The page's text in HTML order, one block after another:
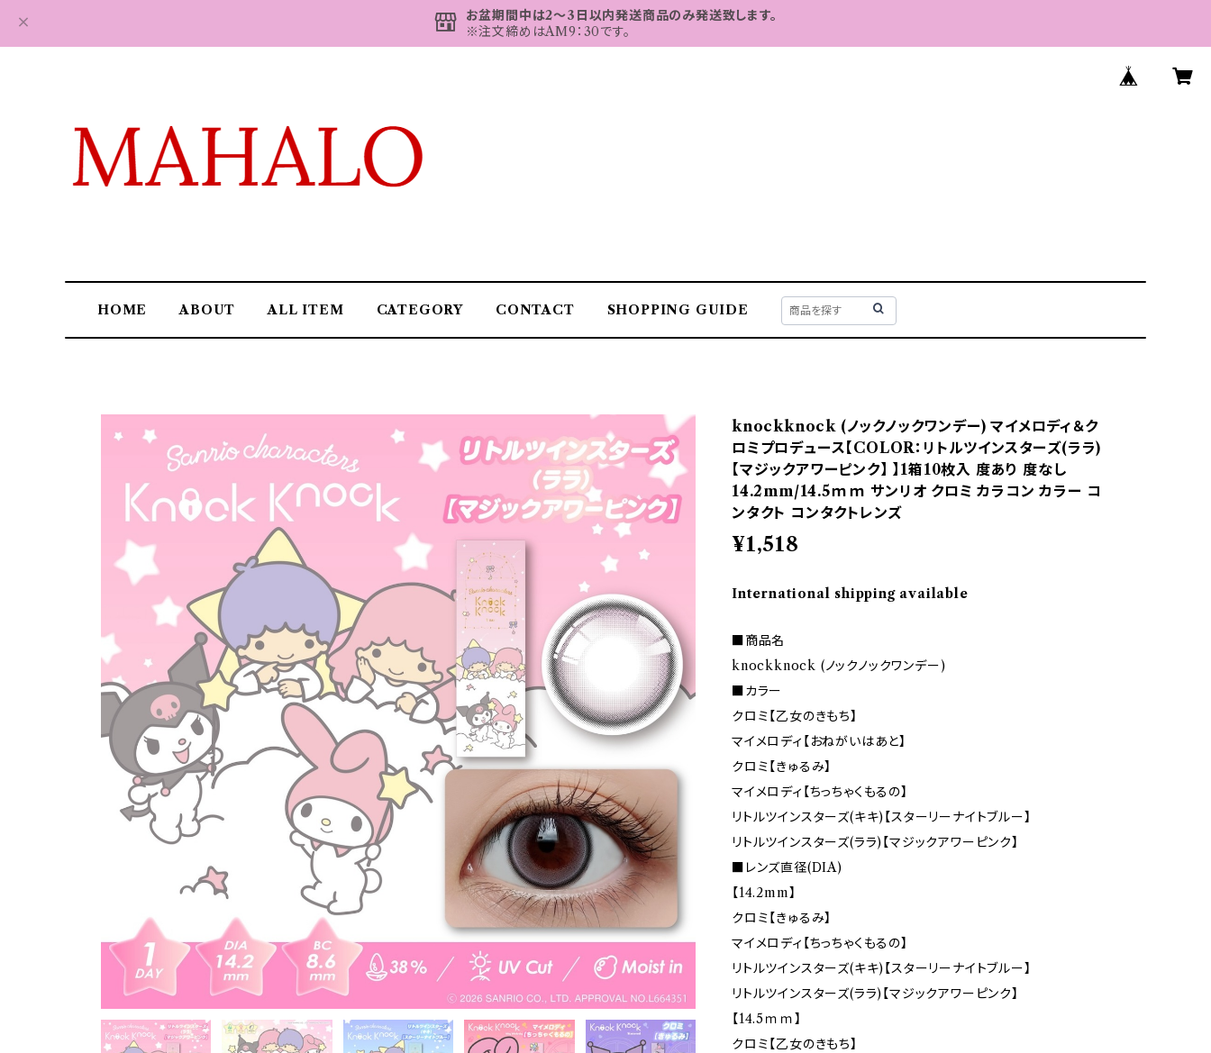
お盆期間中は2～3日以内発送商品のみ発送致します。
※注文締めはAM9：30です。
HOME ABOUT ALL ITEM CATEGORY CONTACT SHOPPING GUIDE
knockknock (ノックノックワンデー) マイメロディ＆ク
ロミプロデュース【COLOR：リトルツインスターズ(ララ)
【マジックアワーピンク】 】1箱10枚入 度あり 度なし
14.2mm/14.5ｍｍ サンリオ クロミ カラコン カラー コ
ンタクト コンタクトレンズ
¥1,518
International shipping available
■商品名
knockknock (ノックノックワンデー)
■カラー
クロミ【乙女のきもち】
マイメロディ【おねがいはあと】
クロミ【きゅるみ】
マイメロディ【ちっちゃくもるの】
リトルツインスターズ(キキ)【スターリーナイトブルー】
リトルツインスターズ(ララ)【マジックアワーピンク】
■レンズ直径(DIA)
【14.2mm】
クロミ【きゅるみ】
マイメロディ【ちっちゃくもるの】
リトルツインスターズ(キキ)【スターリーナイトブルー】
リトルツインスターズ(ララ)【マジックアワーピンク】
【14.5ｍｍ】
クロミ【乙女のきもち】